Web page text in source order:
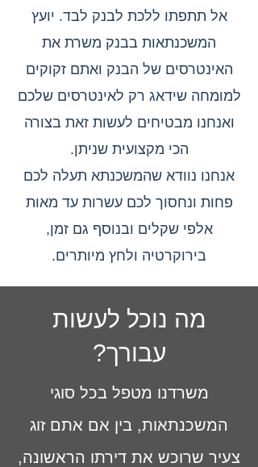
אל תתפתו ללכת לבנק לבד. יועץ
המשכנתאות בבנק משרת את
האינטרסים של הבנק ואתם זקוקים
למומחה שידאג רק לאינטרסים שלכם
ואנחנו מבטיחים לעשות זאת בצורה
הכי מקצועית שניתן.
אנחנו נוודא שהמשכנתא תעלה לכם
פחות ונחסוך לכם עשרות עד מאות
אלפי שקלים ובנוסף גם זמן,
בירוקרטיה ולחץ מיותרים.
מה נוכל לעשות
עבורך?
משרדנו מטפל בכל סוגי
המשכנתאות, בין אם אתם זוג
צעיר שרוכש את דירתו הראשונה,